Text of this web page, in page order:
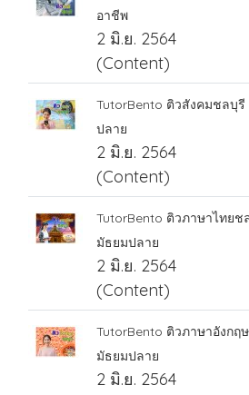
อาชีพ
2 มิ.ย. 2564
(Content)
TutorBento ติวสังคมชลบุ
ปลาย
2 มิ.ย. 2564
(Content)
TutorBento ติวภาษาไทย
มัธยมปลาย
2 มิ.ย. 2564
(Content)
TutorBento ติวภาษาอังก
มัธยมปลาย
2 มิ.ย. 2564